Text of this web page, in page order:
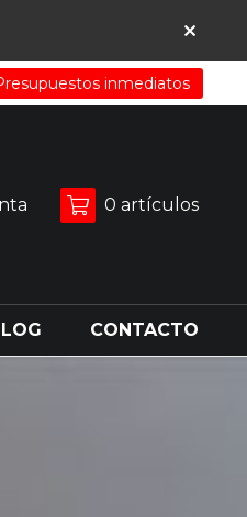
inmediatos
0 artículos
CONTACTO